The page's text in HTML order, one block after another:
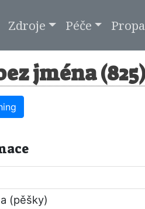
Zdroje Péče
jména (825)
(pěšky)